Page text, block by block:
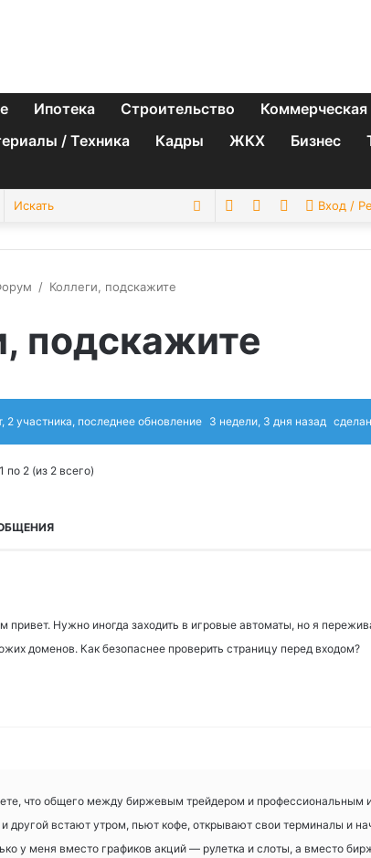
Ипотека Строительство
/ Техника Кадры ЖКХ Бизнес
Искать SwitchSidebarСлучайная
Вход /
/ Коллеги, подскажите
подскажите
2 участника, последнее обновление 3 недели, 3 дня назад
2 (из 2 всего)
привет. Нужно иногда заходить в игровые автоматы, но я
доменов. Как безопаснее проверить страницу перед входом?
что общего между биржевым трейдером и профессиональным
и другой встают утром, пьют кофе, открывают свои терминалы и
у меня вместо графиков акций — рулетка и слоты, а вместо